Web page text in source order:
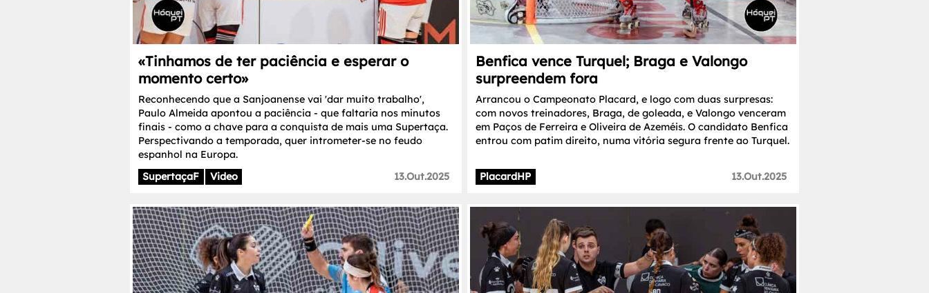
«Tinhamos de ter paciência e esperar o
momento certo»
Reconhecendo que a Sanjoanense vai 'dar muito trabalho',
Paulo Almeida apontou a paciência - que faltaria nos minutos
finais - como a chave para a conquista de mais uma Supertaça.
Perspectivando a temporada, quer intrometer-se no feudo
espanhol na Europa.
SupertaçaF
Video 13.Out.2025
Benfica vence Turquel; Braga e Valongo
surpreendem fora
Arrancou o Campeonato Placard, e logo com duas surpresas:
com novos treinadores, Braga, de goleada, e Valongo venceram
em Paços de Ferreira e Oliveira de Azeméis. O candidato Benfica
entrou com patim direito, numa vitória segura frente ao Turquel.
PlacardHP 13.Out.2025